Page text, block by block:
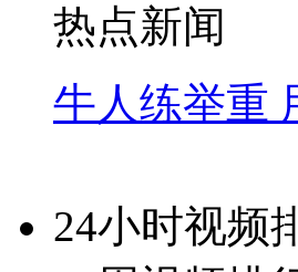
热点新闻
牛人练举重
24小时视频